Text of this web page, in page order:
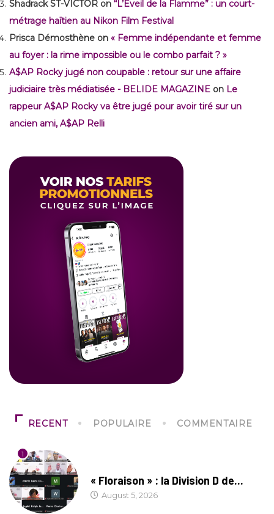
Shadrack ST-VICTOR on “L’Éveil de la Flamme” : un court-
métrage haïtien au Nikon Film Festival
Prisca Démosthène on « Femme indépendante et femme
au foyer : la rime impossible ou le combo parfait ? »
A$AP Rocky jugé non coupable : retour sur une affaire
judiciaire très médiatisée - BELIDE MAGAZINE on Le
rappeur A$AP Rocky va être jugé pour avoir tiré sur un
ancien ami, A$AP Relli
RECENT POPULAIRE COMMENTAIRE
1
« Floraison » : la Division D de...
August 5, 2026